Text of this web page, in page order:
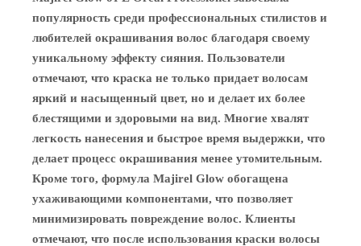
популярность среди профессиональных стилистов и
любителей окрашивания волос благодаря своему
уникальному эффекту сияния. Пользователи
отмечают, что краска не только придает волосам
яркий и насыщенный цвет, но и делает их более
блестящими и здоровыми на вид. Многие хвалят
легкость нанесения и быстрое время выдержки, что
делает процесс окрашивания менее утомительным.
Кроме того, формула Majirel Glow обогащена
ухаживающими компонентами, что позволяет
минимизировать повреждение волос. Клиенты
отмечают, что после использования краски волосы